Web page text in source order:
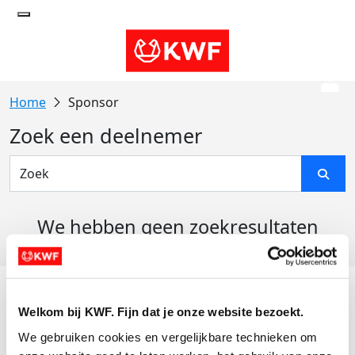
Welkom bij KWF. Fijn dat je onze website bezoekt.
We gebruiken cookies en vergelijkbare technieken om
Sponsor
Zoek een deelnemer
We hebben geen zoekresultaten
Actiematerialen
Evenementen